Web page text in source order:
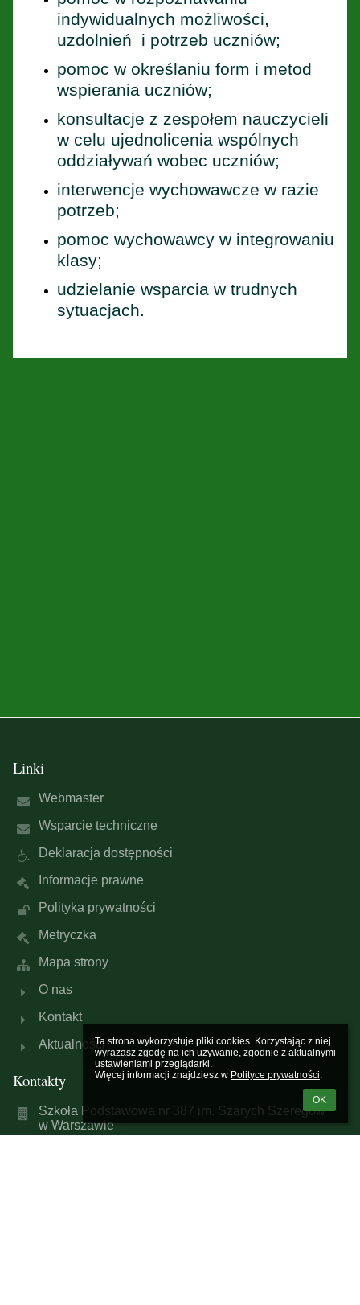
Ta strona wykorzystuje pliki cookies. Korzystając z niej
wyrażasz zgodę na ich używanie, zgodnie z aktualnymi
ustawieniami przeglądarki.
Więcej informacji znajdziesz w Polityce prywatności.
OK
indywidualnych możliwości,
uzdolnień i potrzeb uczniów;
pomoc w określaniu form i metod
wspierania uczniów;
konsultacje z zespołem nauczycieli
w celu ujednolicenia wspólnych
oddziaływań wobec uczniów;
interwencje wychowawcze w razie
potrzeb;
pomoc wychowawcy w integrowaniu
klasy;
udzielanie wsparcia w trudnych
sytuacjach.
Linki
Webmaster
Wsparcie techniczne
Deklaracja dostępności
Informacje prawne
Polityka prywatności
Metryczka
Mapa strony
O nas
Kontakt
Aktualności
Kontakty
Szkoła Podstawowa nr 387 im. Szarych Szeregów
w Warszawie